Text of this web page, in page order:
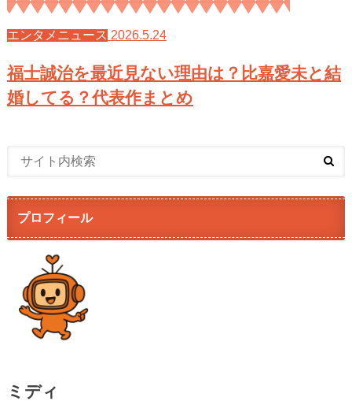
エンタメニュース 2026.5.24
福士誠治を最近見ない理由は？比嘉愛未と結
婚してる？代表作まとめ
プロフィール
ミディ